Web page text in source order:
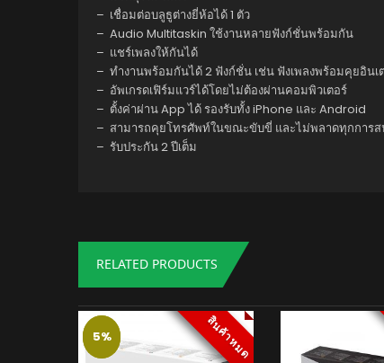
– เชื่อมต่อบลูธูต่างยี่ห้อได้ 1 ตัว
– Audio Multitaskin ใช้งานหลายฟังก์ชั่นพร้อมกัน
– แชร์เพลงให้กันได้
– ทำงานพร้อมกันได้ 2 ฟังก์ชั่น เช่น ฟังเพลงพร้อมคุยอินเ
– อัพเกรดเฟิร์มแวร์ได้โดยไม่ต้องผ่านคอมพิวเตอร์
– ตั้งค่าผ่าน App ได้ รองรับทั้ง iPhone และ Android
– สามารถคุยโทรศัพท์ในขณะขับขี่ และไม่พลาดทุกการส
– รับประกัน 2 ปีเต็ม
RELATED PRODUCTS
สินค้าหมด
5% สินค้าหมด
5%